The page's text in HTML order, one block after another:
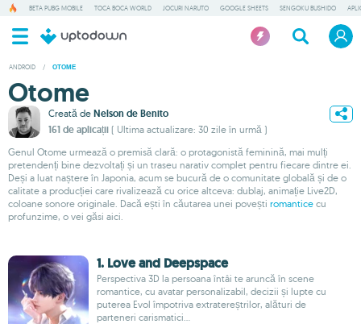
BETA PUBG MOBILE TOCA BOCA WORLD JOCURI NARUTO GOOGLE SHEETS SENGOKU BUSHIDO
ANDROID / OTOME
Otome
Creată de Nelson de Benito
161 de aplicații ( Ultima actualizare: 30 zile în urmă )
Genul Otome urmează o premisă clară: o protagonistă feminină, mai mulți
pretendenți bine dezvoltați și un traseu narativ complet pentru fiecare dintre ei.
Deși a luat naștere în Japonia, acum se bucură de o comunitate globală și de o
calitate a producției care rivalizează cu orice altceva: dublaj, animație Live2D,
coloane sonore originale. Dacă ești în căutarea unei povești romantice cu
profunzime, o vei găsi aici.
1. Love and Deepspace
Perspectiva 3D la persoana întâi te aruncă în scene
romantice, cu avatar personalizabil, decizii și lupte cu
puterea Evol împotriva extratereștrilor, alături de
parteneri carismatici...